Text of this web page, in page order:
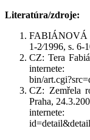
Literatúra/zdroje:
FABIÁNOVÁ
1-2⁄1996, s. 6-
CZ: Tera
internete:
bin/
CZ: Zemřela
Praha,
internete: